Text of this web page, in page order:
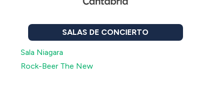
SALAS DE CONCIERTO
Sala Niagara
Rock-Beer The New